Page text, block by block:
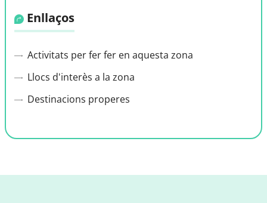
Enllaços
Activitats per fer fer en aquesta zona
Llocs d'interès a la zona
Destinacions properes